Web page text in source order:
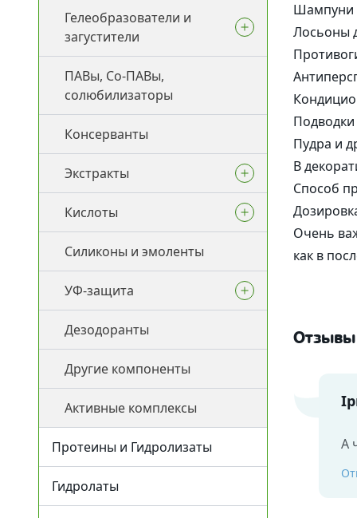
Ламеллярные эмульгаторы
Прямые эмульгаторы
Обратные эмульгаторы
Со-Эмульгаторы
Гелеобразователи и
загустители
Воски и загустители для
масел
Загустители для ПАВ
Гелеобразователи
ПАВы, Со-ПАВы,
солюбилизаторы
Консерванты
Экстракты
Жидкие экстракты (ВСГ)
Масляные экстракты
СО2 экстракты
Кислоты
Пилинги
Регуляторы кислотности
Силиконы и эмоленты
УФ-защита
УФ-фильтры
Для загара
После загара
Дезодоранты
Другие компоненты
Активные комплексы
Протеины и Гидролизаты
Гидролаты
Шампуни
Лосьоны
Пудра и
В
Способ
Очень
как в
Отзывы
А